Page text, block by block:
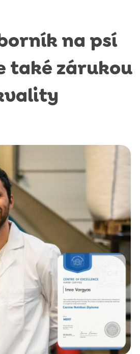
na psí
také zárukou